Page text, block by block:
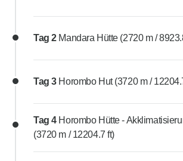
Tag 2 Mandara Hütte (2720 m /
Tag 3 Horombo Hut (3720 m /
Tag 4 Horombo Hütte -
(3720 m / 12204.7 ft)